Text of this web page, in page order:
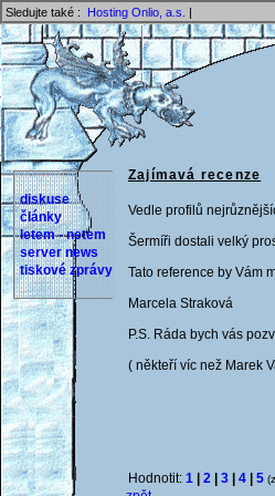
Sledujte také : Hosting Onlio, a.s. |
diskuse
články
letem - netem
server news
tiskové zprávy
Zajímavá recenze
Vedle profilů
Šermíři dostali velký
Tato reference by Vám
Marcela Straková
P.S. Ráda bych vás
( někteří víc než Marek
Hodnotit: 1 2 3 4 5